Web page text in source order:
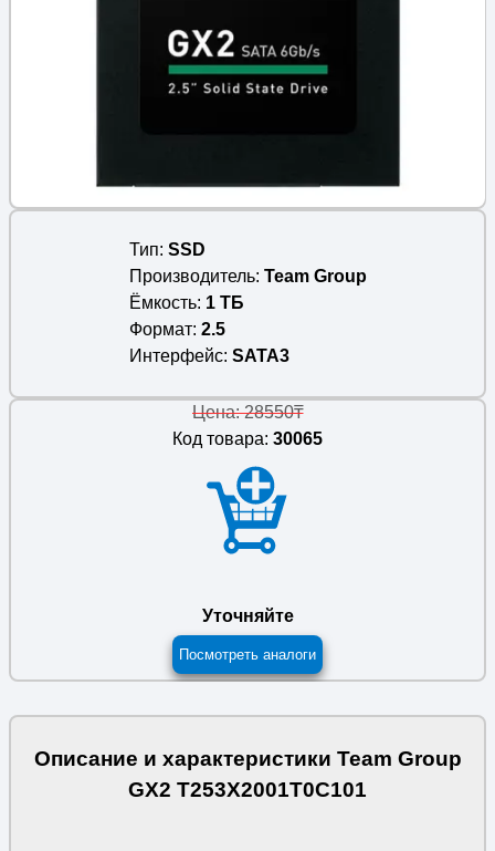
Тип SSD
Производитель Team Group
Ёмкость 1 ТБ
Формат 2.5
Интерфейс SATA3
Цена: 28550₸
Код товара: 30065
Уточняйте
Посмотреть аналоги
Описание и характеристики Team Group
GX2 T253X2001T0C101